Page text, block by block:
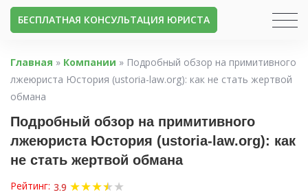
БЕСПЛАТНАЯ КОНСУЛЬТАЦИЯ ЮРИСТА
Главная » Компании » Подробный обзор на примитивного
лжеюриста Юстория (ustoria-law.org): как не стать жертвой
обмана
Подробный обзор на примитивного
лжеюриста Юстория (ustoria-law.org): как
не стать жертвой обмана
Рейтинг: 3.9 ★★★★
★★